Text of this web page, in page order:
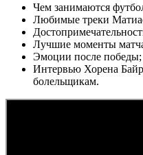
Чем занимаются
Любимые треки
Лучшие моменты
Эмоции после победы;
Интервью Хорена
болельщикам.